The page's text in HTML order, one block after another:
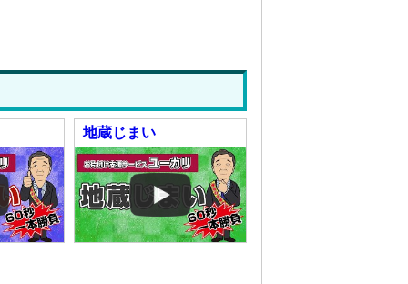
地蔵じまい